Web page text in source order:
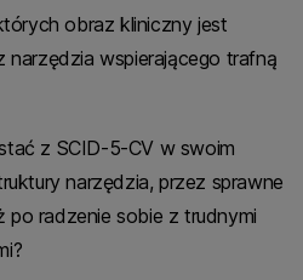
obraz kliniczny jest
narzędzia wspierającego trafną
z SCID-5-CV w swoim
narzędzia, przez sprawne
radzenie sobie z trudnymi